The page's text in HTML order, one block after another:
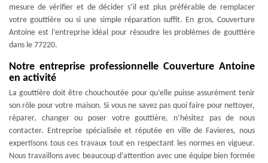
mesure de vérifier et de décider s’il est plus préférable de remplacer
votre gouttière ou si une simple réparation suffit. En gros, Couverture
Antoine est l’entreprise idéal pour résoudre les problèmes de gouttière
dans le 77220.
Notre entreprise professionnelle Couverture Antoine
en activité
La gouttière doit être chouchoutée pour qu’elle puisse assurément tenir
son rôle pour votre maison. Si vous ne savez pas quoi faire pour nettoyer,
réparer, changer ou poser votre gouttière, n’hésitez pas de nous
contacter. Entreprise spécialisée et réputée en ville de Favieres, nous
expertisons tous ces travaux tout en respectant les normes en vigueur.
Nous travaillons avec beaucoup d’attention avec une équipe bien formée